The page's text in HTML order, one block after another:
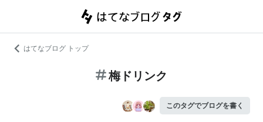
はてなブログ トップ
梅ドリンク
このタグでブログを書く